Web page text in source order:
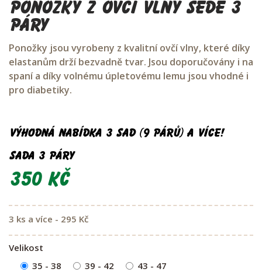
Ponožky z ovčí vlny šedé 3
páry
Ponožky jsou vyrobeny z kvalitní ovčí vlny, které díky
elastanům drží bezvadně tvar. Jsou doporučovány i na
spaní a díky volnému úpletovému lemu jsou vhodné i
pro diabetiky.
Výhodná nabídka 3 sad (9 párů) a více!
Sada 3 páry
350 Kč
3 ks a více - 295 Kč
Velikost
35 - 38
39 - 42 43 - 47